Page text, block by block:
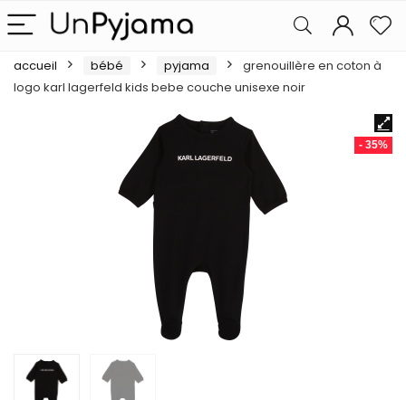
accueil bébé pyjama
grenouillère en coton à
logo karl lagerfeld kids bebe couche unisexe noir
- 35%